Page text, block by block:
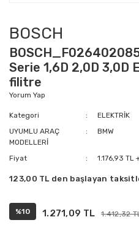
BOSCH
Serie 1,6D 2,0D 3,0D
filitre
Yorum Yap
Kategori
ELEKTRİK
UYUMLU ARAÇ
MODELLERİ
BMW
Fiyat 1.176,93 TL
123,00 TL den başlayan
%10 1.271,09 TL 1.412,32